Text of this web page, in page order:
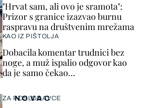
"Hrvat sam, ali ovo je sramota":
Prizor s granice izazvao burnu
raspravu na društvenim mrežama
KAO IZ PIŠTOLJA
Dobacila komentar trudnici bez
noge, a muž ispalio odgovor kao
da je samo čekao…
NOVAC
ZA POSLODAVCE